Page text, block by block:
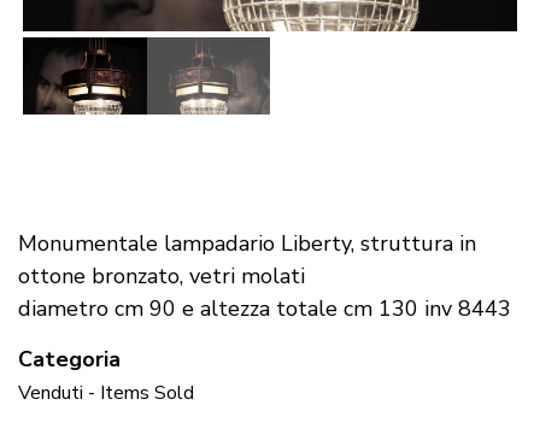
Monumentale lampadario Liberty, struttura in
ottone bronzato, vetri molati
diametro cm 90 e altezza totale cm 130 inv 8443
Categoria
Venduti - Items Sold